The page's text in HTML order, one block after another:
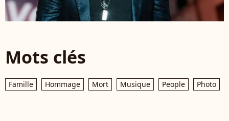
Mots clés
Famille Hommage Mort Musique People Photo